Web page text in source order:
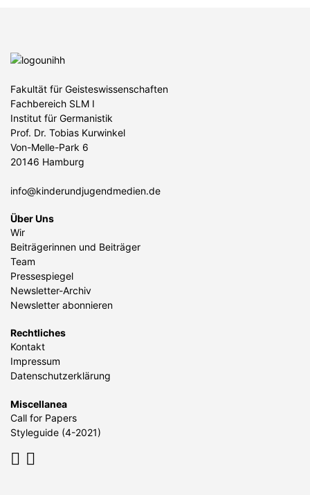
Fakultät für Geisteswissenschaften
Fachbereich SLM I
Institut für Germanistik
Prof. Dr. Tobias Kurwinkel
Von-Melle-Park 6
20146 Hamburg
info@kinderundjugendmedien.de
Über Uns
Wir
Beiträgerinnen und Beiträger
Team
Pressespiegel
Newsletter-Archiv
Newsletter abonnieren
Rechtliches
Kontakt
Impressum
Datenschutzerklärung
Miscellanea
Call for Papers
Styleguide (4-2021)